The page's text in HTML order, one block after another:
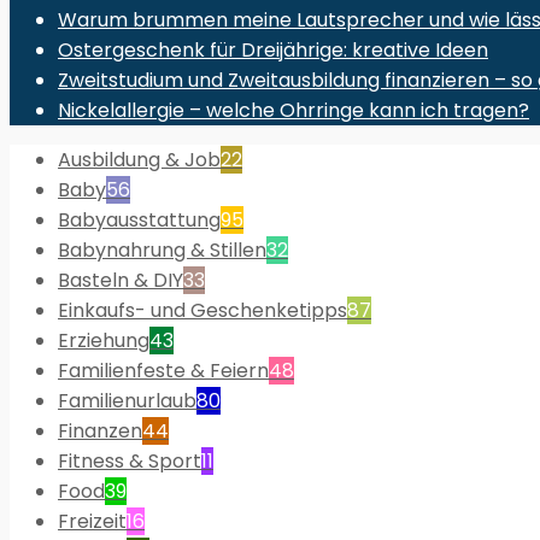
Warum brummen meine Lautsprecher und wie
Ostergeschenk für Dreijährige: kreative Ideen
Zweitstudium und Zweitausbildung finanzieren –
Nickelallergie – welche Ohrringe kann ich tragen?
Ausbildung & Job22
Baby56
Babyausstattung95
Babynahrung & Stillen32
Basteln & DIY33
Einkaufs- und Geschenketipps87
Erziehung43
Familienfeste & Feiern48
Familienurlaub80
Finanzen44
Fitness & Sport11
Food39
Freizeit16